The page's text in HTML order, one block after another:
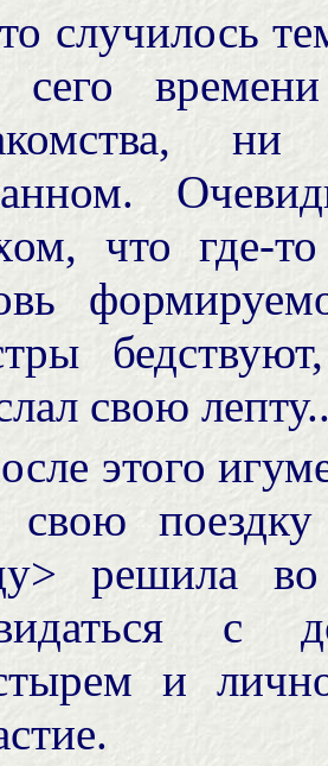
случилось
сего
что где-
свою
этого
свою
решила
с
и